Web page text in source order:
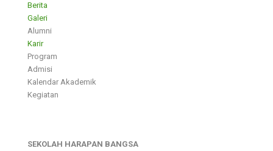
Berita
Galeri
Alumni
Karir
Program
Admisi
Kalendar Akademik
Kegiatan
SEKOLAH HARAPAN BANGSA